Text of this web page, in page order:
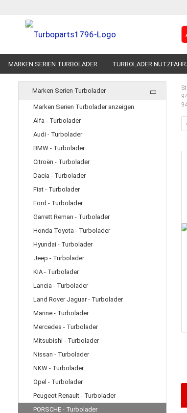
MARKEN SERIEN TURBOLADER TURBOLADER
Marken Serien Turbolader
Marken Serien Turbolader anzeigen
Alfa - Turbolader
Audi - Turbolader
BMW - Turbolader
Citroën - Turbolader
Dacia - Turbolader
Fiat - Turbolader
Ford - Turbolader
Garrett Reman - Turbolader
Honda Toyota - Turbolader
Hyundai - Turbolader
Jeep - Turbolader
KIA - Turbolader
Lancia - Turbolader
Land Rover Jaguar - Turbolader
Marine - Turbolader
Mercedes - Turbolader
Mitsubishi - Turbolader
Nissan - Turbolader
NKW - Turbolader
Opel - Turbolader
Peugeot Renault - Turbolader
PORSCHE - Turbolader